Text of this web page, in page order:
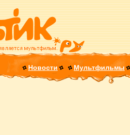
Новости Мультфильмы